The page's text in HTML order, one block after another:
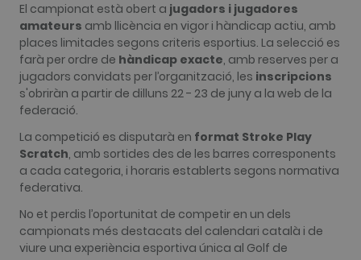
El campionat està obert a jugadors i jugadores
amateurs amb llicència en vigor i hàndicap actiu, amb
places limitades segons criteris esportius. La selecció es
farà per ordre de hàndicap exacte, amb reserves per a
jugadors convidats per l’organització, les inscripcions
s'obriràn a partir de dilluns 22 - 23 de juny a la web de la
federació.
La competició es disputarà en format Stroke Play
Scratch, amb sortides des de les barres corresponents
a cada categoria, i horaris establerts segons normativa
federativa.
No et perdis l’oportunitat de competir en un dels
campionats més destacats del calendari català i de
viure una experiència esportiva única al Golf de
used to
unique users
by assigning
a randomly
generated
number as a
in each page
request in a
site and
used to
data for the
sites